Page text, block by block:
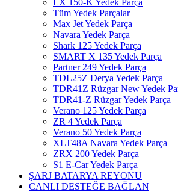
Tüm Yedek Parçalar
Max Jet Yedek Parça
Navara Yedek Parça
Shark 125 Yedek Parça
SMART X 135 Yedek Parça
Partner 249 Yedek Parça
TDL25Z Derya Yedek Parça
TDR41Z Rüzgar New Yedek
TDR41-Z Rüzgar Yedek Parça
Verano 125 Yedek Parça
ZR 4 Yedek Parça
Verano 50 Yedek Parça
XLT48A Navara Yedek Parça
ZRX 200 Yedek Parça
S1 E-Car Yedek Parça
ŞARJ BATARYA REYONU
CANLI DESTEĞE BAĞLAN